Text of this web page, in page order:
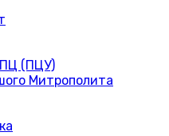
(ПЦУ)
Митрополита